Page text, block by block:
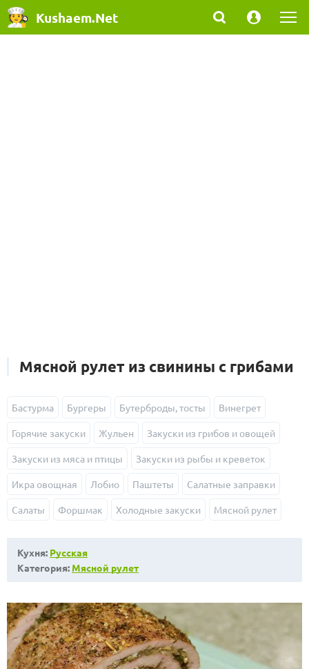
Kushaem.Net
Мясной рулет из свинины с грибами
Бастурма Бургеры Бутерброды, тосты Винегрет
Горячие закуски Жульен Закуски из грибов и овощей
Закуски из мяса и птицы Закуски из рыбы и креветок
Икра овощная Лобио Паштеты Салатные заправки
Салаты Форшмак Холодные закуски Мясной рулет
Кухня: Русская
Категория: Мясной рулет